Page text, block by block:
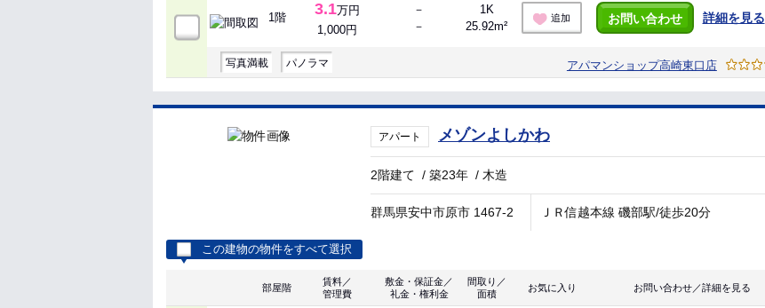
1階 3.1万円
1,000円
－
－
1K
25.92m²
追加 お問い合わせ 詳細を見る
写真満載 パノラマ アパマンショップ高崎東口店
アパート メゾンよしかわ
2階建て /築23年 / 木造
群馬県安中市原市 1467-2 ＪＲ信越本線 磯部駅/徒歩20分
この建物の物件をすべて選択
部屋階
賃料／
管理費
敷金・保証金／
礼金・権利金
間取り／
面積
お気に入り お問い合わせ／詳細を見る